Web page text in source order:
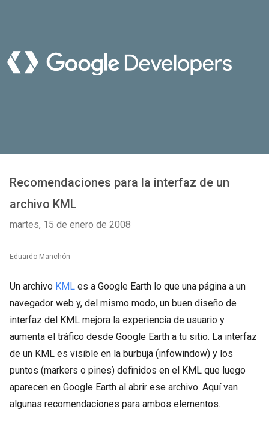
Recomendaciones para la interfaz de un
archivo KML
martes, 15 de enero de 2008
Eduardo Manchón
Un archivo KML es a Google Earth lo que una página a un
navegador web y, del mismo modo, un buen diseño de
interfaz del KML mejora la experiencia de usuario y
aumenta el tráfico desde Google Earth a tu sitio. La interfaz
de un KML es visible en la burbuja (infowindow) y los
puntos (markers o pines) definidos en el KML que luego
aparecen en Google Earth al abrir ese archivo. Aquí van
algunas recomendaciones para ambos elementos.